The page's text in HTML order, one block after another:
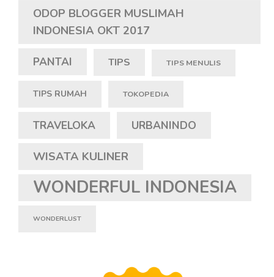
ODOP BLOGGER MUSLIMAH
INDONESIA OKT 2017
PANTAI TIPS TIPS MENULIS
TIPS RUMAH TOKOPEDIA
TRAVELOKA URBANINDO
WISATA KULINER
WONDERFUL INDONESIA
WONDERLUST